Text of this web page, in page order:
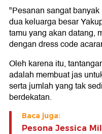
"Pesanan sangat
dua keluarga besar
tamu yang akan datang,
dengan dress code
Oleh karena itu,
adalah membuat jas
serta jumlah yang tak
berdekatan.
Baca juga:
Pesona Jessica